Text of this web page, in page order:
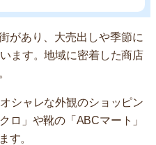
があり、大売出しや季節に
ます。地域に密着した商店
シャレな外観のショッピン
ロ」や靴の「ABCマート」
す。